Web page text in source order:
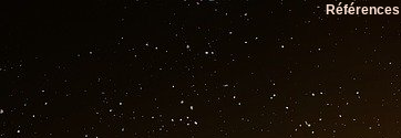
Références